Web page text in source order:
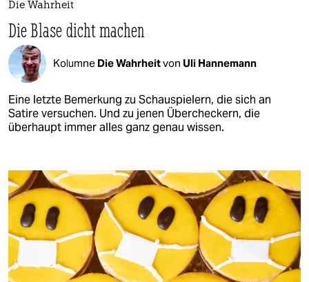
Die Wahrheit
Die Blase dicht machen
Kolumne Die Wahrheitvon Uli Hannemann
Eine letzte Bemerkung zu Schauspielern, die sich an
Satire versuchen. Und zu jenen Übercheckern, die
überhaupt immer alles ganz genau wissen.